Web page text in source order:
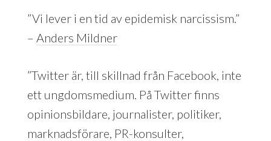
”Vi lever i en tid av epidemisk narcissism.”
– Anders Mildner
”Twitter är, till skillnad från Facebook, inte
ett ungdomsmedium. På Twitter finns
opinionsbildare, journalister, politiker,
marknadsförare, PR-konsulter,